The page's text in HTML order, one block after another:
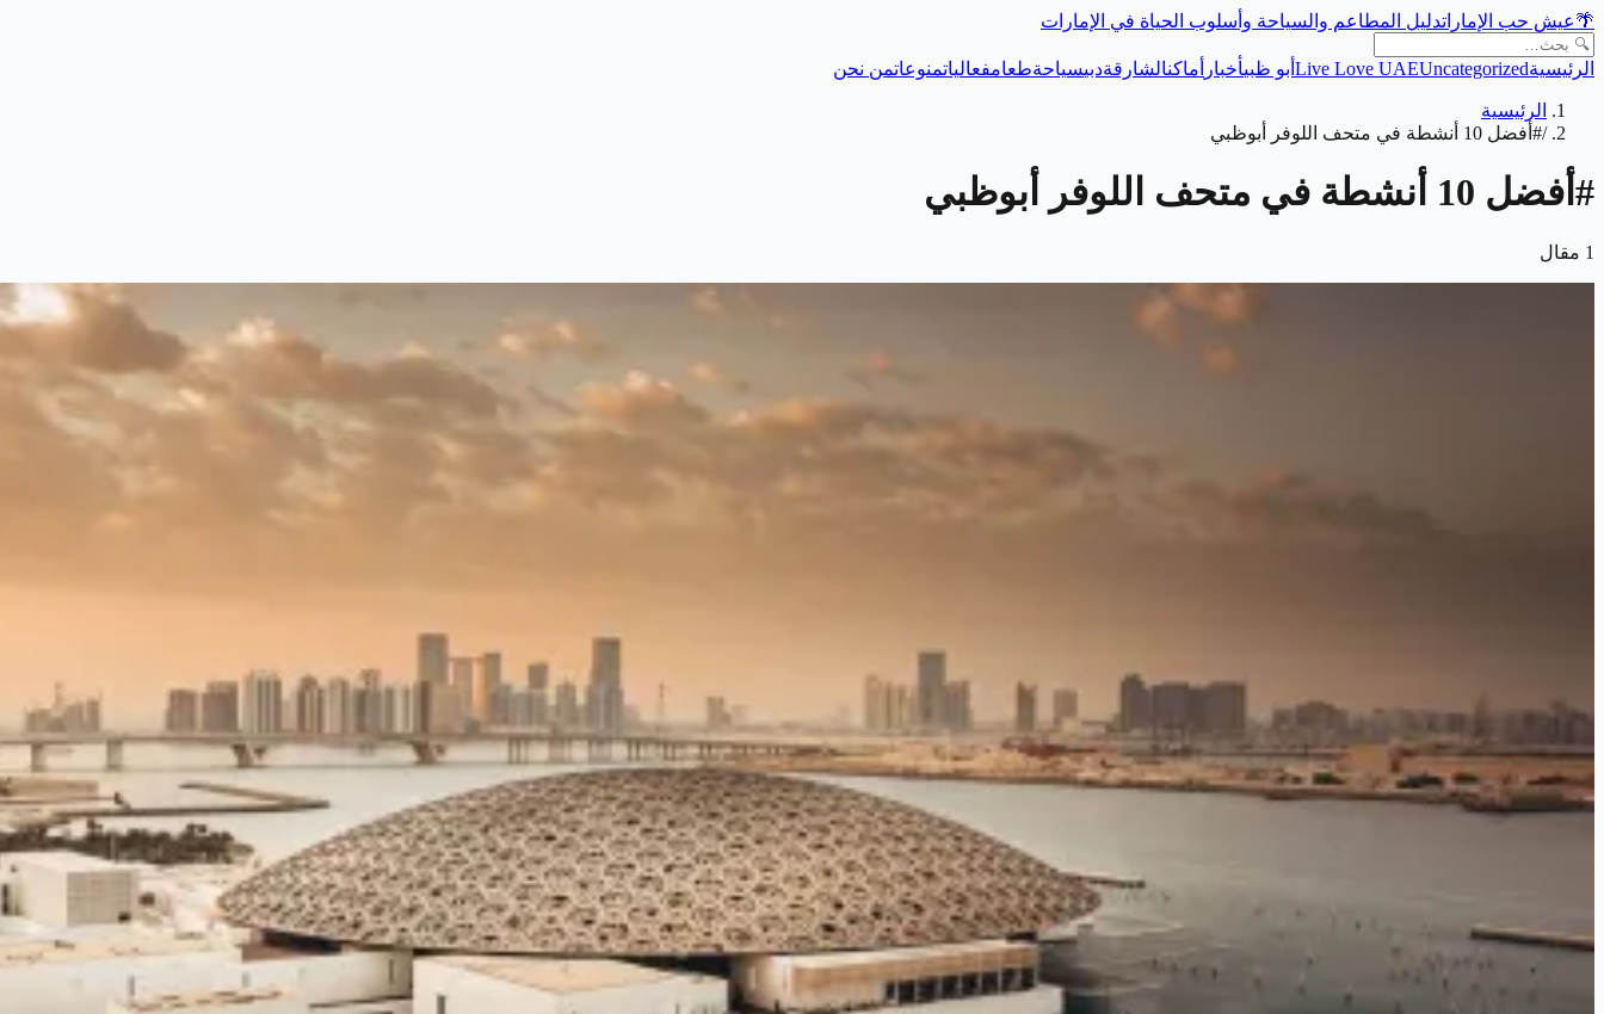
🌴عيش حب الإماراتدليل المطاعم والسياحة وأسلوب الحياة في الإمارات
الرئيسية Live Love UAEUncategorized أبو ظبيأخبار أماكنالشارقةدبيسياحةطعامفعالياتمنوعاتمن نحن
الرئيسية
/#أفضل 10 أنشطة في متحف اللوفر أبوظبي
# أفضل 10 أنشطة في متحف اللوفر أبوظبي
1 مقال